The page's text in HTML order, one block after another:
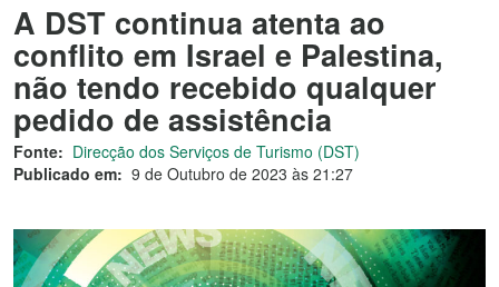
A DST continua atenta ao
conflito em Israel e Palestina,
não tendo recebido qualquer
pedido de assistência
Fonte: Direcção dos Serviços de Turismo (DST)
Publicado em: 9 de Outubro de 2023 às 21:27